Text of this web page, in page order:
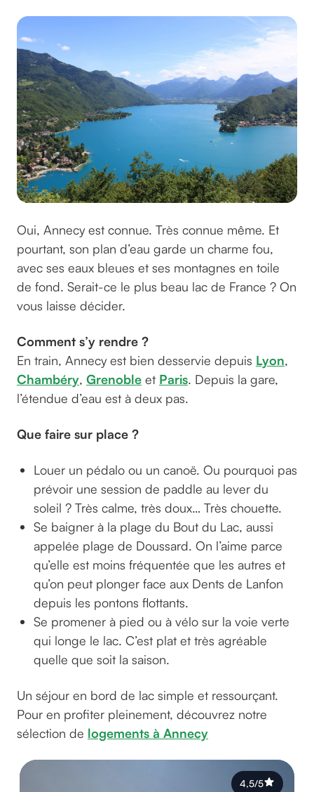
Oui, Annecy est connue. Très connue même. Et
pourtant, son plan d’eau garde un charme fou,
avec ses eaux bleues et ses montagnes en toile
de fond. Serait-ce le plus beau lac de France ? On
vous laisse décider.
Comment s’y rendre ?
En train, Annecy est bien desservie depuis Lyon,
Chambéry, Grenoble et Paris. Depuis la gare,
l’étendue d’eau est à deux pas.
Que faire sur place ?
Louer un pédalo ou un canoë. Ou pourquoi pas
prévoir une session de paddle au lever du
soleil ? Très calme, très doux… Très chouette.
Se baigner à la plage du Bout du Lac, aussi
appelée plage de Doussard. On l’aime parce
qu’elle est moins fréquentée que les autres et
qu’on peut plonger face aux Dents de Lanfon
depuis les pontons flottants.
Se promener à pied ou à vélo sur la voie verte
qui longe le lac. C’est plat et très agréable
quelle que soit la saison.
Un séjour en bord de lac simple et ressourçant.
Pour en profiter pleinement, découvrez notre
sélection de logements à Annecy
4,5/5